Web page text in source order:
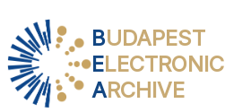
BUDAPEST
ELECTRONIC
ARCHIVE